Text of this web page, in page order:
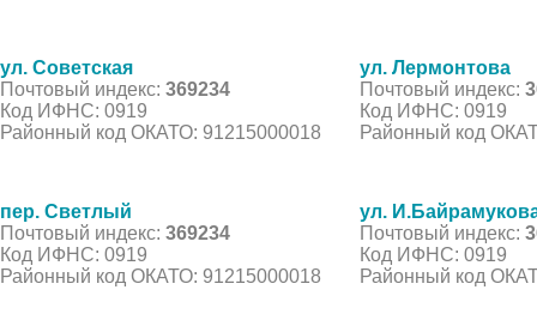
ул. Советская
Почтовый индекс: 369234
Код ИФНС: 0919
Районный код ОКАТО: 91215000018
ул. Лермонтова
Почтовый индекс:
Код ИФНС: 0919
Районный код
пер. Светлый
Почтовый индекс: 369234
Код ИФНС: 0919
Районный код ОКАТО: 91215000018
ул.
Почтовый индекс:
Код ИФНС: 0919
Районный код